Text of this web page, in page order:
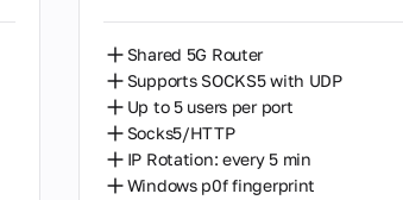
Shared 5G Router
Supports SOCKS5 with UDP
Up to 5 users per port
Socks5/HTTP
IP Rotation: every 5 min
Windows p0f fingerprint